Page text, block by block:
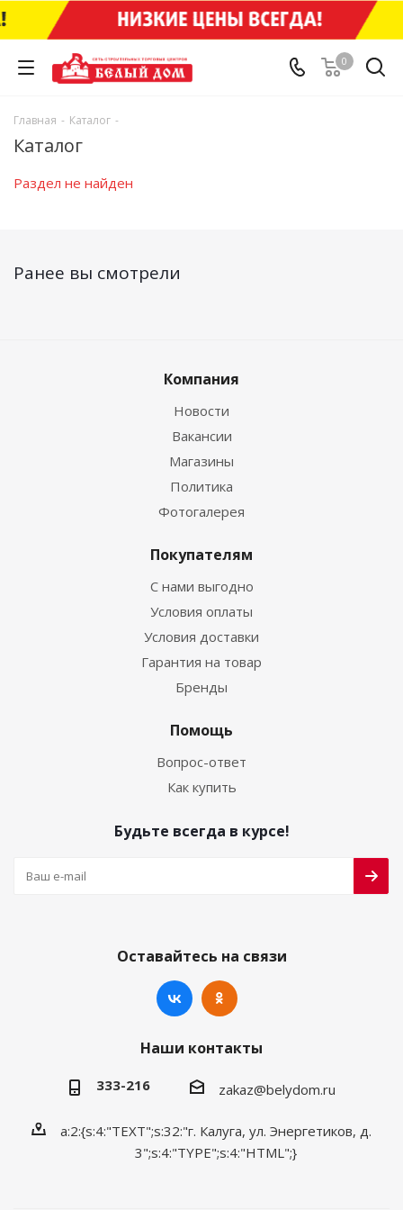
0
Главная - Каталог -
Каталог
Раздел не найден
Ранее вы смотрели
Компания
Новости
Вакансии
Магазины
Политика
Фотогалерея
Покупателям
С нами выгодно
Условия оплаты
Условия доставки
Гарантия на товар
Бренды
Помощь
Вопрос-ответ
Как купить
Будьте всегда в курсе!
Оставайтесь на связи
Наши контакты
333-216 zakaz@belydom.ru
a:2:{s:4:"TEXT";s:32:"г. Калуга, ул. Энергетиков, д.
3";s:4:"TYPE";s:4:"HTML";}